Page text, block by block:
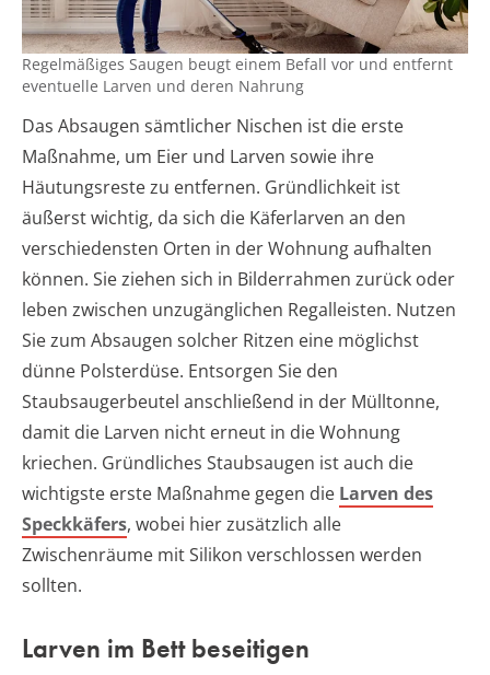
Regelmäßiges Saugen beugt einem Befall vor und entfernt
eventuelle Larven und deren Nahrung
Das Absaugen sämtlicher Nischen ist die erste
Maßnahme, um Eier und Larven sowie ihre
Häutungsreste zu entfernen. Gründlichkeit ist
äußerst wichtig, da sich die Käferlarven an den
verschiedensten Orten in der Wohnung aufhalten
können. Sie ziehen sich in Bilderrahmen zurück oder
leben zwischen unzugänglichen Regalleisten. Nutzen
Sie zum Absaugen solcher Ritzen eine möglichst
dünne Polsterdüse. Entsorgen Sie den
Staubsaugerbeutel anschließend in der Mülltonne,
damit die Larven nicht erneut in die Wohnung
kriechen. Gründliches Staubsaugen ist auch die
wichtigste erste Maßnahme gegen die Larven des
Speckkäfers, wobei hier zusätzlich alle
Zwischenräume mit Silikon verschlossen werden
sollten.
Larven im Bett beseitigen